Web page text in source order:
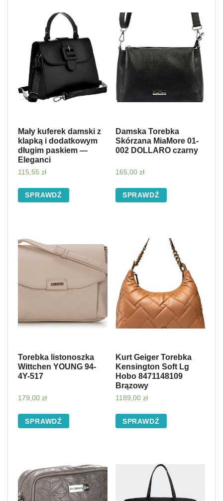
Mały kuferek damski z
klapką i dodatkowym
długim paskiem —
Eleganci
115,55 zł
SPRAWDŹ
Damska Torebka
Skórzana MiaMore 01-
002 DOLLARO czarny
165,00 zł
SPRAWDŹ
Torebka listonoszka
Wittchen YOUNG 94-
4Y-517
179,00 zł
SPRAWDŹ
Kurt Geiger Torebka
Kensington Soft Lg
Hobo 8471148109
Brązowy
1189,00 zł
SPRAWDŹ